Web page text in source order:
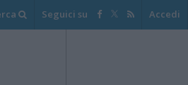
Seguici su Accedi